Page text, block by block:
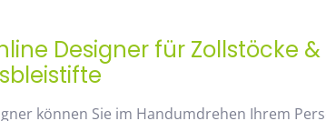
Designer für Zollstöcke &
können Sie im Handumdrehen Ihrem